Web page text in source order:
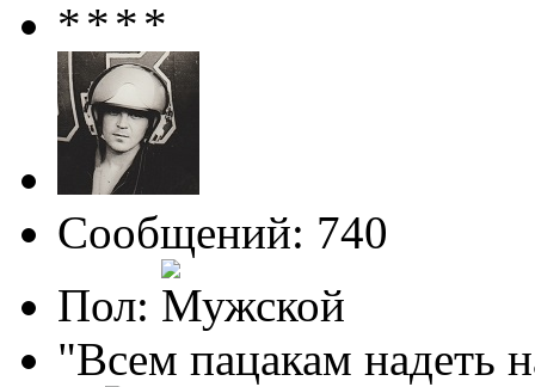
Сообщений: 740
Пол:
"Всем пацакам надеть